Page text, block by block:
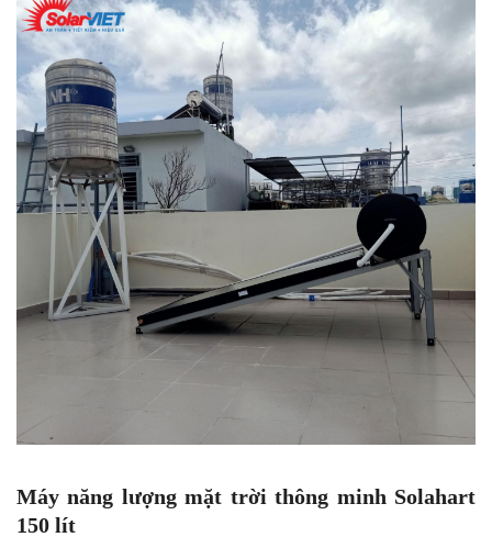
Máy năng lượng mặt trời thông minh Solahart
150 lít